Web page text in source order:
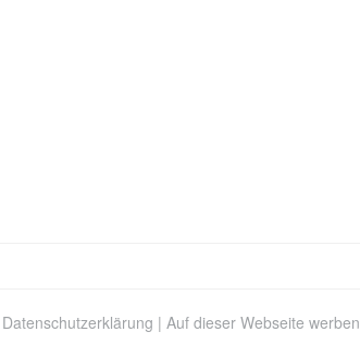
Datenschutzerklärung | Auf dieser Webseite werben